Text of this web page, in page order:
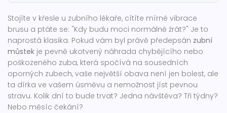
Stojíte v křesle u zubního lékaře, cítíte mírné vibrace
brusu a ptáte se: "Kdy budu moci normálně žrát?" Je to
naprostá klasika. Pokud vám byl právě předepsán zubní
můstek je pevně ukotvený náhrada chybějícího nebo
poškozeného zuba, která spočívá na sousedních
oporných zubech, vaše největší obava není jen bolest, ale
ta dírka ve vašem úsměvu a nemožnost jíst pevnou
stravu. Kolik dní to bude trvat? Jedna návštěva? Tři týdny?
Nebo měsíc čekání?